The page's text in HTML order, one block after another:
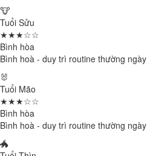
🐮
Tuổi Sửu
★★★☆☆
Bình hòa
Bình hoà - duy trì routine thường ngày
🐰
Tuổi Mão
★★★☆☆
Bình hòa
Bình hoà - duy trì routine thường ngày
🐲